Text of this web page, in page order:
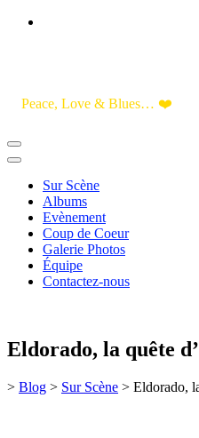
Skip
Peace, Love & Blues… ❤️
Sur Scène
Albums
Evènement
Coup de Coeur
Galerie Photos
Équipe
Contactez-nous
Eldorado, la quête
> Blog > Sur Scène > Eldorado,